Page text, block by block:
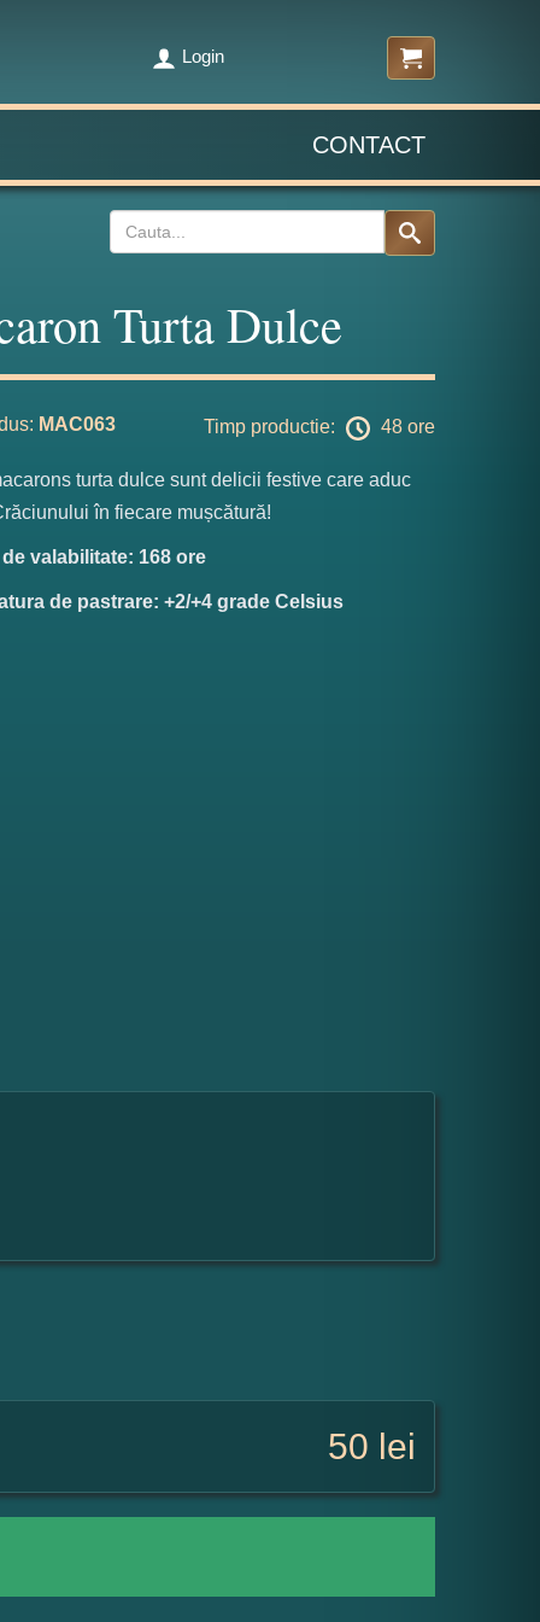
Login
CONTACT
Turta Dulce
MAC063 Timp productie: 48 ore
turta dulce sunt delicii festive care aduc
în fiecare mușcătură!
valabilitate: 168 ore
de pastrare: +2/+4 grade Celsius
50 lei